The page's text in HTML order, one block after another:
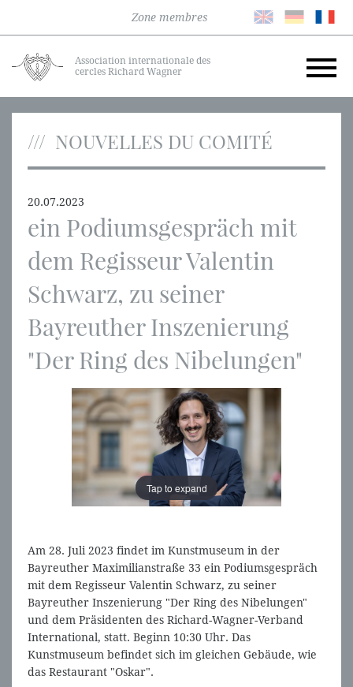
Zone membres
Association internationale des
cercles Richard Wagner
NOUVELLES DU COMITÉ
20.07.2023
ein Podiumsgespräch mit
dem Regisseur Valentin
Schwarz, zu seiner
Bayreuther Inszenierung
"Der Ring des Nibelungen"
Tap to expand
Tap to expand
Am 28. Juli 2023 findet im Kunstmuseum in der
Bayreuther Maximilianstraße 33 ein Podiumsgespräch
mit dem Regisseur Valentin Schwarz, zu seiner
Bayreuther Inszenierung "Der Ring des Nibelungen"
und dem Präsidenten des Richard-Wagner-Verband
International, statt. Beginn 10:30 Uhr. Das
Kunstmuseum befindet sich im gleichen Gebäude, wie
das Restaurant "Oskar".